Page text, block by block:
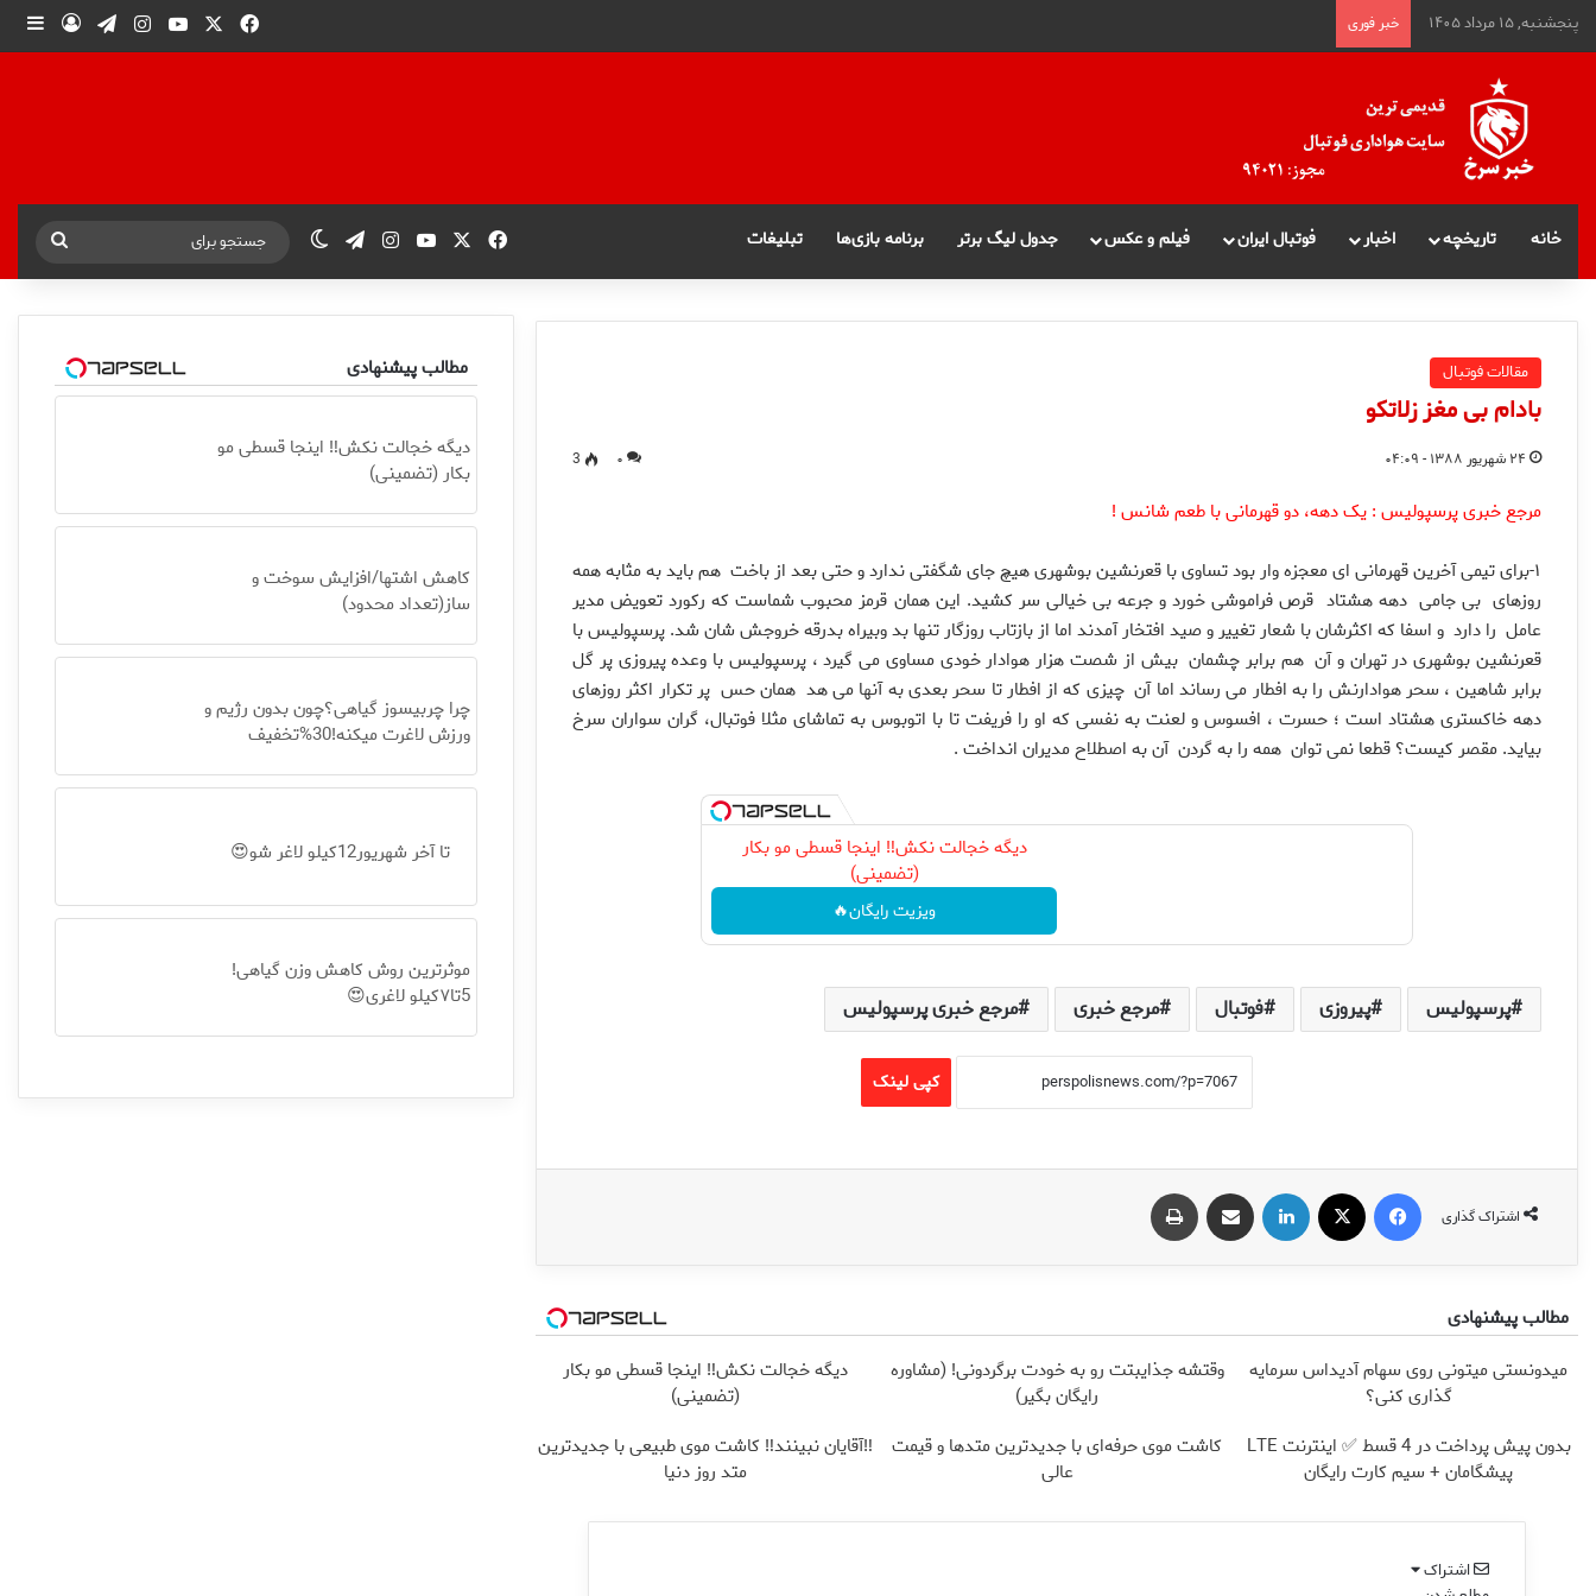
پنجشنبه, ۱۵ مرداد ۱۴۰۵ خبر فوری فیس بوکیوتیوباینستاگرام
تلگرامورود
خانه تاریخچه اخبار فوتبال ایران فیلم و عکس جدول لیگ برتر برنامه بازی‌ها تبلیغات فیس بوکیوتیوباینستاگرام
تلگرامتغییر پوسته
جستجو
برای
مقالات فوتبال
بادام بی مغز زلاتکو
۲۴ شهریور ۱۳۸۸ - ۰۴:۰۹ ۰ 3
مرجع خبری پرسپولیس : یک دهه، دو قهرمانی با طعم شانس !
۱-برای تیمی آخرین قهرمانی ای معجزه وار بود تساوی با قعرنشین بوشهری هیچ جای شگفتی ندارد و حتی بعد از باخت هم باید به مثابه همه
روزهای بی جامی دهه هشتاد قرص فراموشی خورد و جرعه بی خیالی سر کشید. این همان قرمز محبوب شماست که رکورد تعویض مدیر
عامل را دارد و اسفا که اکثرشان با شعار تغییر و صید افتخار آمدند اما از بازتاب روزگار تنها بد وبیراه بدرقه خروجش شان شد. پرسپولیس با
قعرنشین بوشهری در تهران و آن هم برابر چشمان بیش از شصت هزار هوادار خودی مساوی می گیرد ، پرسپولیس با وعده پیروزی پر گل
برابر شاهین ، سحر هوادارنش را به افطار می رساند اما آن چیزی که از افطار تا سحر بعدی به آنها می هد همان حس پر تکرار اکثر روزهای
دهه خاکستری هشتاد است ؛ حسرت ، افسوس و لعنت به نفسی که او را فریفت تا با اتوبوس به تماشای مثلا فوتبال، گران سواران سرخ
بیاید. مقصر کیست؟ قطعا نمی توان همه را به گردن آن به اصطلاح مدیران انداخت .
دیگه خجالت نکش‼️ اینجا قسطی مو بکار
(تضمینی)
ویزیت رایگان🔥
پرسپولیس پیروزی فوتبال مرجع خبری مرجع خبری پرسپولیس
کپی لینک
اشتراک گذاری
فیس بوک لینکدین اشتراک گذاری از طریق ایمیل
مطالب پیشنهادی
میدونستی میتونی روی سهام آدیداس سرمایه
گذاری کنی؟
وقتشه جذایبتت رو به خودت برگردونی! (مشاوره
رایگان بگیر)
دیگه خجالت نکش‼️ اینجا قسطی مو بکار
(تضمینی)
بدون پیش پرداخت در 4 قسط ✅ اینترنت LTE
پیشگامان + سیم کارت رایگان
کاشت موی حرفه‌ای با جدیدترین متدها و قیمت
عالی
‼️آقایان نبینند‼️ کاشت موی طبیعی با جدیدترین
متد روز دنیا
اشتراک
مطالب پیشنهادی
دیگه خجالت نکش‼️ اینجا قسطی مو
بکار (تضمینی)
کاهش اشتها/افزایش سوخت و
ساز(تعداد محدود)
چرا چربیسوز گیاهی؟چون بدون رژیم و
ورزش لاغرت میکنه!30%تخفیف
تا آخر شهریور12کیلو لاغر شو😍
موثرترین روش کاهش وزن گیاهی!
5تا۷کیلو لاغری😍